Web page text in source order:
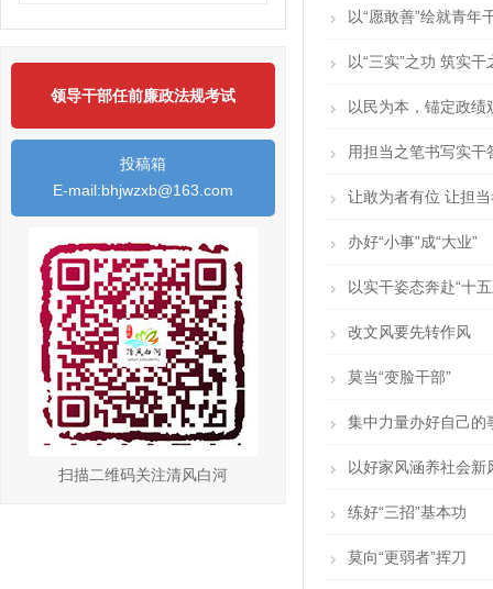
以“愿敢善”绘就青年
以“三实”之功 筑实干
以民为本，锚定政绩
用担当之笔书写实干
让敢为者有位 让担
办好“小事”成“大业”
以实干姿态奔赴“十
改文风要先转作风
莫当“变脸干部”
集中力量办好自己的
以好家风涵养社会新
练好“三招”基本功
莫向“更弱者”挥刀
领导干部任前廉政法规考试
投稿箱
E-mail:bhjwzxb@163.com
扫描二维码关注清风白河